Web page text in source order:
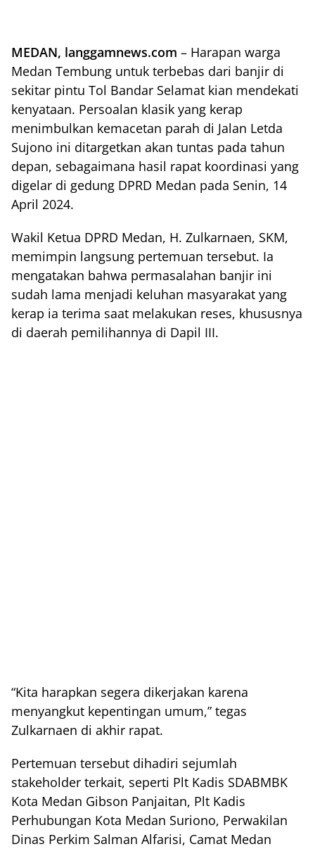
MEDAN, langgamnews.com – Harapan warga
Medan Tembung untuk terbebas dari banjir di
sekitar pintu Tol Bandar Selamat kian mendekati
kenyataan. Persoalan klasik yang kerap
menimbulkan kemacetan parah di Jalan Letda
Sujono ini ditargetkan akan tuntas pada tahun
depan, sebagaimana hasil rapat koordinasi yang
digelar di gedung DPRD Medan pada Senin, 14
April 2024.
Wakil Ketua DPRD Medan, H. Zulkarnaen, SKM,
memimpin langsung pertemuan tersebut. Ia
mengatakan bahwa permasalahan banjir ini
sudah lama menjadi keluhan masyarakat yang
kerap ia terima saat melakukan reses, khususnya
di daerah pemilihannya di Dapil III.
“Kita harapkan segera dikerjakan karena
menyangkut kepentingan umum,” tegas
Zulkarnaen di akhir rapat.
Pertemuan tersebut dihadiri sejumlah
stakeholder terkait, seperti Plt Kadis SDABMBK
Kota Medan Gibson Panjaitan, Plt Kadis
Perhubungan Kota Medan Suriono, Perwakilan
Dinas Perkim Salman Alfarisi, Camat Medan